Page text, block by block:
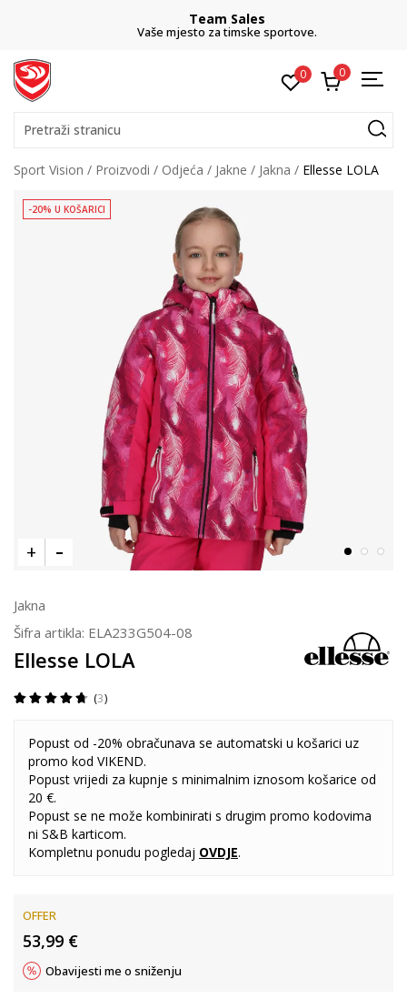
Team Sales
Vaše mjesto za timske sportove.
0 0
Pretraži stranicu
Sport Vision Proizvodi Odjeća Jakne Jakna Ellesse LOLA
-20% U KOŠARICI
Jakna
Šifra artikla: ELA233G504-08
Ellesse LOLA
3
Popust od -20% obračunava se automatski u košarici uz
promo kod VIKEND.
Popust vrijedi za kupnje s minimalnim iznosom košarice od
20 €.
Popust se ne može kombinirati s drugim promo kodovima
ni S&B karticom.
Kompletnu ponudu pogledaj OVDJE.
OFFER
53,99 €
Obavijesti me o sniženju